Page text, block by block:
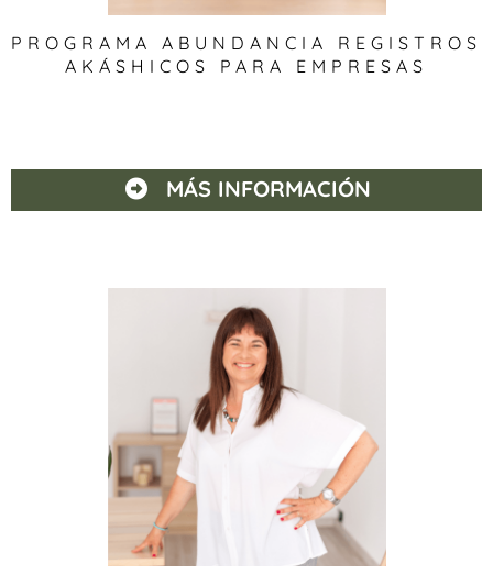
PROGRAMA ABUNDANCIA REGISTROS
AKÁSHICOS PARA EMPRESAS
MÁS INFORMACIÓN